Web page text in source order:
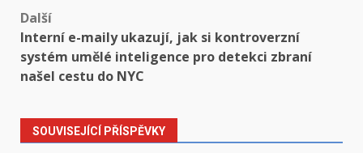
Další
Interní e-maily ukazují, jak si kontroverzní
systém umělé inteligence pro detekci zbraní
našel cestu do NYC
SOUVISEJÍCÍ PŘÍSPĚVKY